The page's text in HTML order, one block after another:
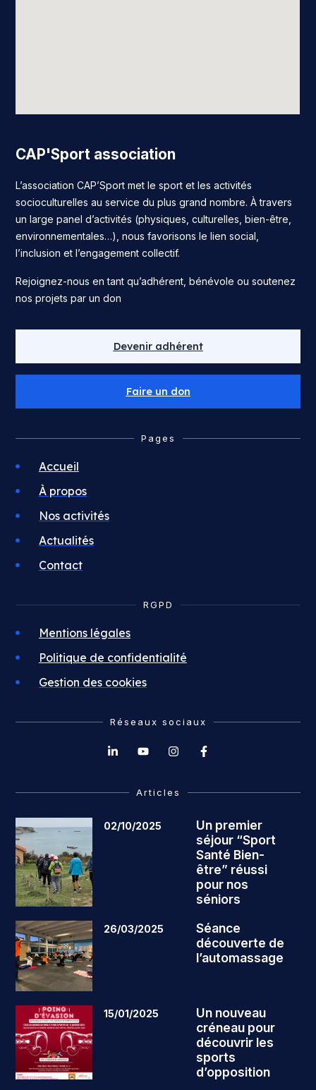
CAP'Sport association
L’association CAP’Sport met le sport et les activités
socioculturelles au service du plus grand nombre. À travers
un large panel d’activités (physiques, culturelles, bien-être,
environnementales…), nous favorisons le lien social,
l’inclusion et l’engagement collectif.
Rejoignez-nous en tant qu’adhérent, bénévole ou soutenez
nos projets par un don
Devenir adhérent
Faire un don
Pages
Accueil
À propos
Nos activités
Actualités
Contact
RGPD
Mentions légales
Politique de confidentialité
Gestion des cookies
Réseaux sociaux
Articles
02/10/2025
Un premier
séjour “Sport
Santé Bien-
être” réussi
pour nos
séniors
26/03/2025
Séance
découverte de
l’automassage
15/01/2025
Un nouveau
créneau pour
découvrir les
sports
d’opposition